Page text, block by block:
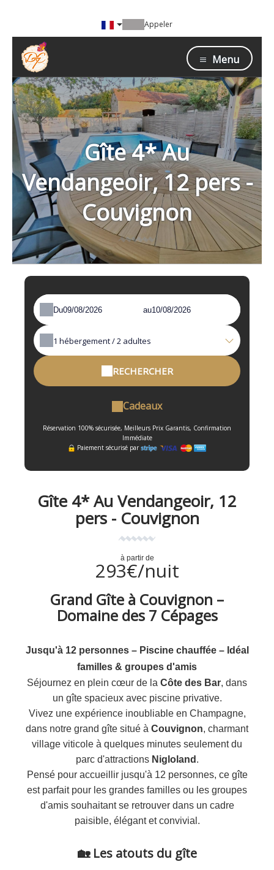
Appeler
Menu
Gîte 4* Au
Vendangeoir, 12 pers -
Couvignon
Du au
1 hébergement /2 adultes
RECHERCHER
Cadeaux
Réservation 100% sécurisée, Meilleurs Prix Garantis, Confirmation
Immédiate
Paiement sécurisé par
Gîte 4* Au Vendangeoir, 12
pers - Couvignon
à partir de
293€/nuit
Grand Gîte à Couvignon –
Domaine des 7 Cépages
Jusqu'à 12 personnes – Piscine chauffée – Idéal
familles & groupes d'amis
Séjournez en plein cœur de la Côte des Bar, dans
un gîte spacieux avec piscine privative.
Vivez une expérience inoubliable en Champagne,
dans notre grand gîte situé à Couvignon, charmant
village viticole à quelques minutes seulement du
parc d'attractions Nigloland .
Pensé pour accueillir jusqu'à 12 personnes, ce gîte
est parfait pour les grandes familles ou les groupes
d'amis souhaitant se retrouver dans un cadre
paisible, élégant et convivial.
🏡 Les atouts du gîte